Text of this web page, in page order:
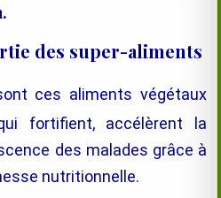
des super-aliments
ces aliments végétaux
fortifient, accélèrent la
des malades grâce à
nutritionnelle.